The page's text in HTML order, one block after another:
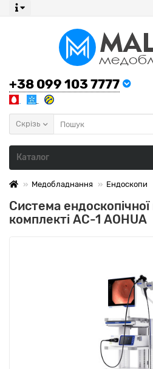
+38 099 103 7777
Скрізь
Каталог
Медобладнання Ендоскопи
Система ендоскопічної
комплекті AС-1 AOHUA